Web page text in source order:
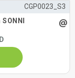
CGP0023_S3
@